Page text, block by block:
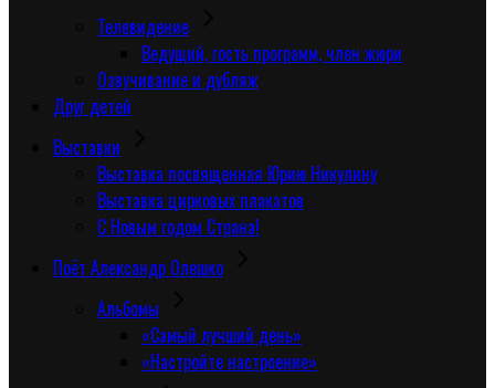
Телевидение
Ведущий, гость программ, член жюри
Озвучивание и дубляж
Друг детей
Выставки
Выставка посвященная Юрию Никулину
Выставка цирковых плакатов
С Новым годом Страна!
Поёт Александр Олешко
Альбомы
«Самый лучший день»
«Настройте настроение»